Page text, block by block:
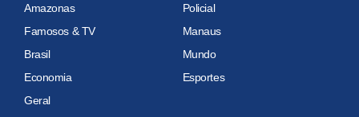
Amazonas
Policial
Famosos & TV
Manaus
Brasil
Mundo
Economia
Esportes
Geral